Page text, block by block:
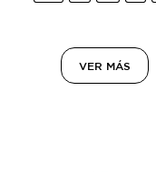
VER MÁS